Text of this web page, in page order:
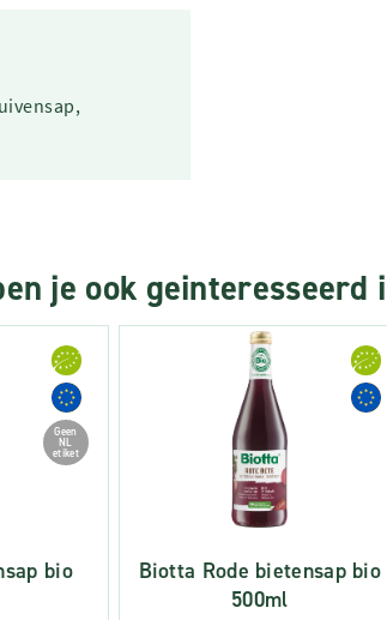
je ook geinteresseerd
Geen
NL
etiket
bio
Biotta Rode bietensap bio
500ml